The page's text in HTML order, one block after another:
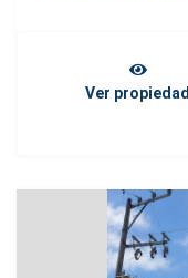
Ver propiedad